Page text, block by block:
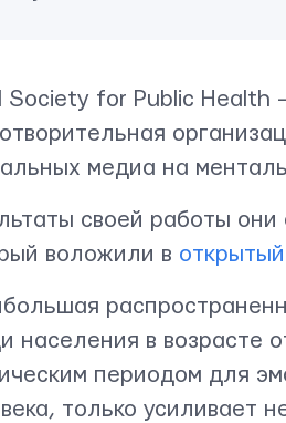
Society for Public Health
медиа на
своей работы
воложили в
населения в возрасте
периодом для
только усиливает